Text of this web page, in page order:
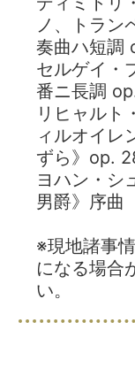
ノ、トラン
奏曲ハ短調
セルゲイ・
番ニ長調
リヒャルト
ィルオイレ
ずら》op.
ヨハン・シ
男爵》序曲
※現地諸事
になる場合
い。